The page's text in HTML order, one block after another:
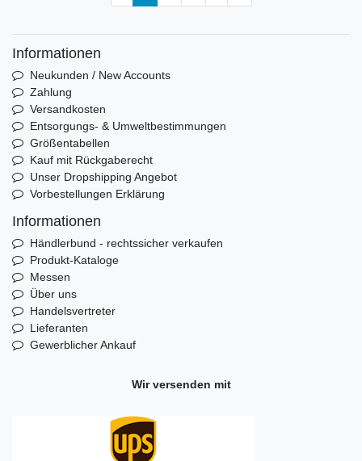
Informationen
Neukunden / New Accounts
Zahlung
Versandkosten
Entsorgungs- & Umweltbestimmungen
Größentabellen
Kauf mit Rückgaberecht
Unser Dropshipping Angebot
Vorbestellungen Erklärung
Informationen
Händlerbund - rechtssicher verkaufen
Produkt-Kataloge
Messen
Über uns
Handelsvertreter
Lieferanten
Gewerblicher Ankauf
Wir versenden mit